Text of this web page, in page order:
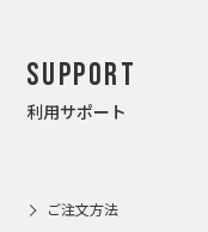
Support
利用サポート
ご注文方法